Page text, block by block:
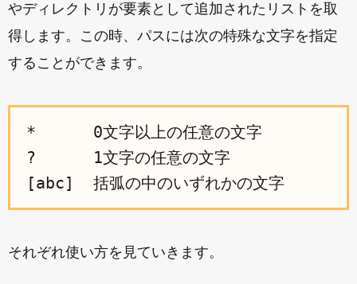
やディレクトリが要素として追加されたリストを取
得します。この時、パスには次の特殊な文字を指定
することができます。
*      0文字以上の任意の文字
?      1文字の任意の文字
それぞれ使い方を見ていきます。